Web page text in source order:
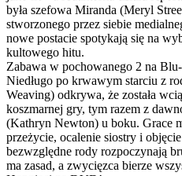
była szefowa Miranda (Meryl
stworzonego przez siebie
nowe postacie spotykają się na
kultowego hitu.
Zabawa w pochowanego 2 na
Niedługo po krwawym starciu z
Weaving) odkrywa, że została
koszmarnej gry, tym razem z
(Kathryn Newton) u boku. Grace
przeżycie, ocalenie siostry i
bezwzględne rody rozpoczynają
ma zasad, a zwycięzca bierze